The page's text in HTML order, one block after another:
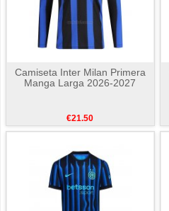
Camiseta Inter Milan Primera
Manga Larga 2026-2027
€21.50